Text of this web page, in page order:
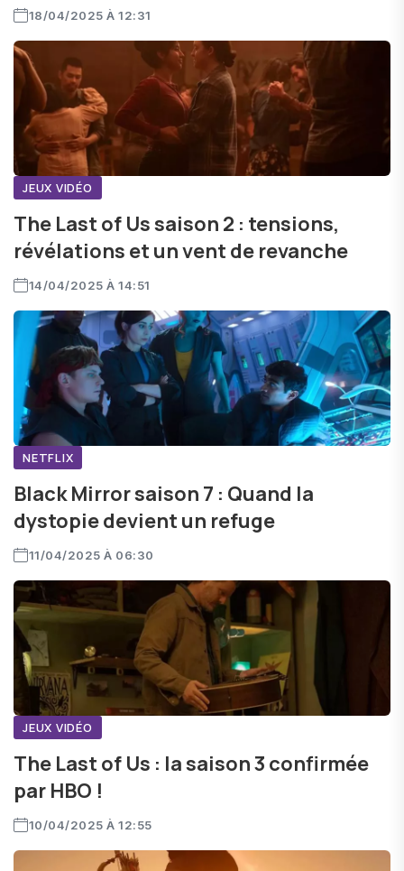
18/04/2025 À 12:31
JEUX VIDÉO
The Last of Us saison 2 : tensions,
révélations et un vent de revanche
14/04/2025 À 14:51
NETFLIX
Black Mirror saison 7 : Quand la
dystopie devient un refuge
11/04/2025 À 06:30
JEUX VIDÉO
The Last of Us : la saison 3 confirmée
par HBO !
10/04/2025 À 12:55